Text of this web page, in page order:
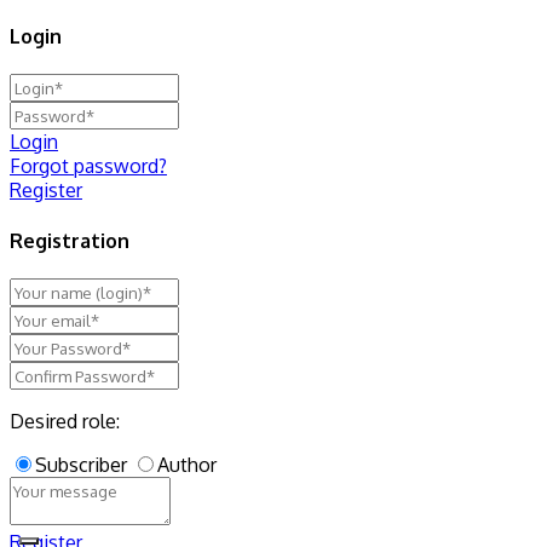
Login
Login
Forgot password?
Register
Registration
Desired role:
Subscriber
Author
Register